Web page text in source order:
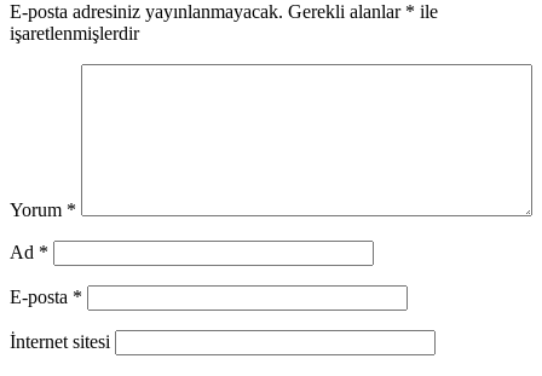
E-posta adresiniz yayınlanmayacak. Gerekli alanlar * ile
işaretlenmişlerdir
Yorum *
Ad *
E-posta *
İnternet sitesi